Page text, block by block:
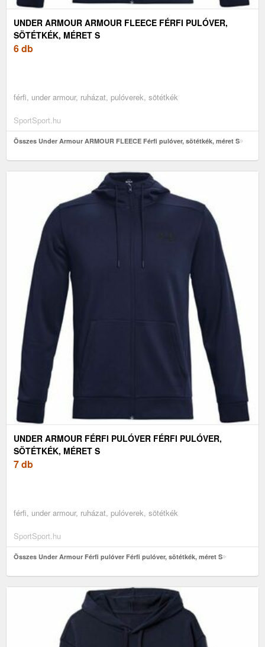
UNDER ARMOUR ARMOUR FLEECE FÉRFI PULÓVER,
SÖTÉTKÉK, MÉRET S
6 db
férfi, under armour, ruházat, pulóverek, sötétkék
SportSport.hu
Összes Under Armour ARMOUR FLEECE Férfi pulóver, sötétkék, méret S
UNDER ARMOUR FÉRFI PULÓVER FÉRFI PULÓVER,
SÖTÉTKÉK, MÉRET S
7 db
férfi, under armour, ruházat, pulóverek, sötétkék
SportSport.hu
Összes Under Armour Férfi pulóver Férfi pulóver, sötétkék, méret S